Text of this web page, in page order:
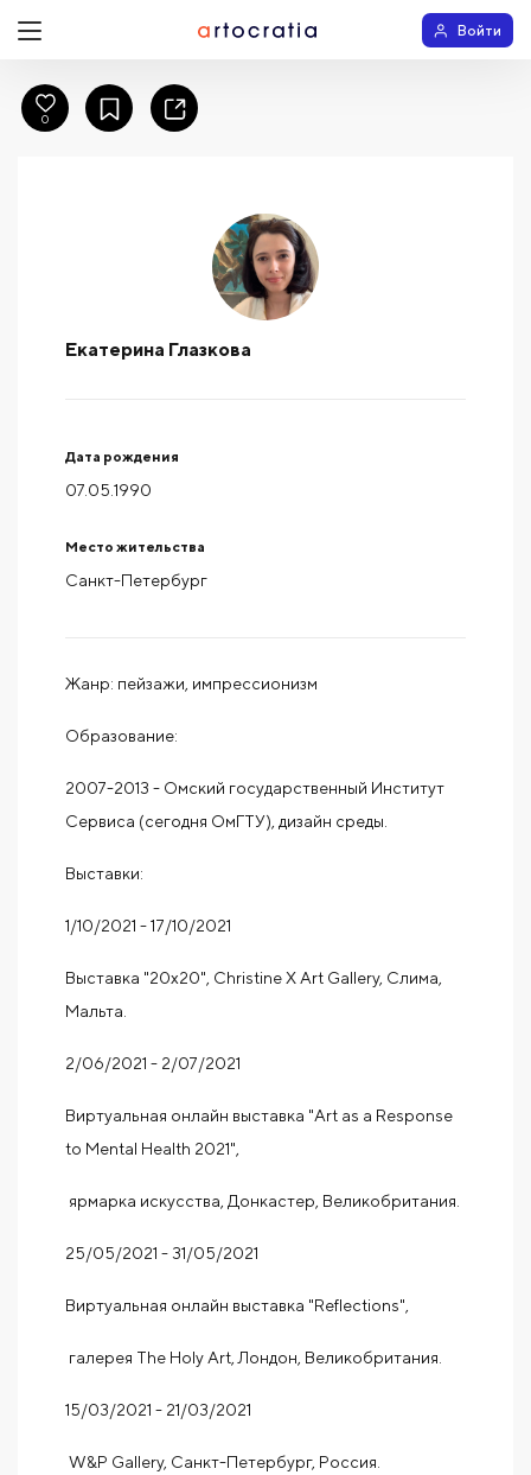
Войти
Екатерина Глазкова
Дата рождения
07.05.1990
Место жительства
Санкт-Петербург
Жанр: пейзажи, импрессионизм
Образование:
2007-2013 - Омский государственный Институт
Сервиса (сегодня ОмГТУ), дизайн среды.
Выставки:
1/10/2021 - 17/10/2021
Выставка "20x20", Christine X Art Gallery, Слима,
Мальта.
2/06/2021 - 2/07/2021
Виртуальная онлайн выставка "Art as a Response
to Mental Health 2021",
ярмарка искусства, Донкастер, Великобритания.
25/05/2021 - 31/05/2021
Виртуальная онлайн выставка "Reflections",
галерея The Holy Art, Лондон, Великобритания.
15/03/2021 - 21/03/2021
W&P Gallery, Санкт-Петербург, Россия.
0